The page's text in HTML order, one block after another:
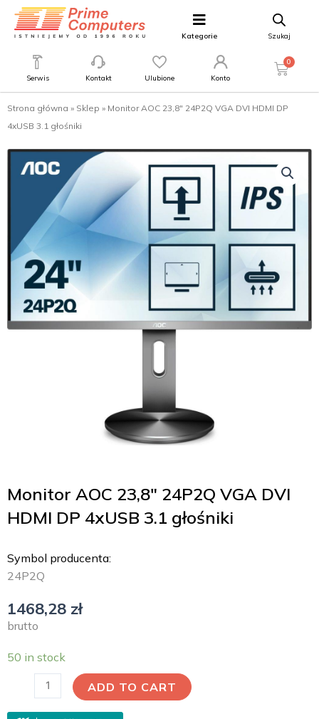
Kategorie Szukaj
Serwis Kontakt Ulubione Konto
0
Strona główna » Sklep » Monitor AOC 23,8″ 24P2Q VGA DVI HDMI DP
4xUSB 3.1 głośniki
Monitor AOC 23,8″ 24P2Q VGA DVI
HDMI DP 4xUSB 3.1 głośniki
Symbol producenta:
24P2Q
1468,28 zł
brutto
50 in stock
ADD TO CART